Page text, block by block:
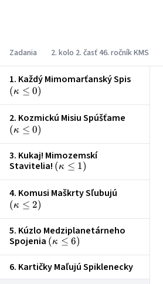
Zadania 2. kolo 2. časť 46. ročník KMS
1. Každý Mimomarťanský Spis
(κ ≤ 0)
2. Kozmickú Misiu Spúšťame
(κ ≤ 0)
3. Kukaj! Mimozemskí
Stavitelia! \left(\kappa
\le 1\right)
(κ ≤ 1)
4. Komusi Maškrty Sľubujú
(κ ≤ 2)
5. Kúzlo Medziplanetárneho
Spojenia \left(\kappa
\le 6\right)
(κ ≤ 6)
6. Kartičky Maľujú Spiklenecky